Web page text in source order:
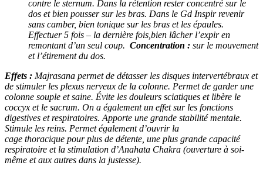
contre le sternum. Dans la rétention rester concentré sur le
dos et bien pousser sur les bras. Dans le Gd Inspir revenir
sans camber, bien tonique sur les bras et les épaules.
Effectuer 5 fois – la dernière fois, bien lâcher l’expir en
remontant d’un seul coup. Concentration : sur le mouvement
et l’étirement du dos.
Effets : Majrasana permet de détasser les disques intervertébraux et
de stimuler les plexus nerveux de la colonne. Permet de garder une
colonne souple et saine. Évite les douleurs sciatiques et libère le
coccyx et le sacrum. On a également un effet sur les fonctions
digestives et respiratoires. Apporte une grande stabilité mentale.
Stimule les reins. Permet également d’ouvrir la
cage thoracique pour plus de détente, une plus grande capacité
respiratoire et la stimulation d’Anahata Chakra (ouverture à soi-
même et aux autres dans la justesse).